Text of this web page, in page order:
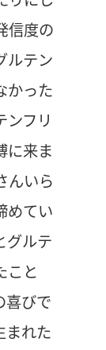
信度の
ルテン
かった
ンフリ
に来ま
んいら
めてい
グルテ
こと
喜びで
まれた